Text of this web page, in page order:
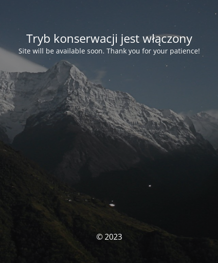
Tryb konserwacji jest włączony
Site will be available soon. Thank you for your patience!
© 2023